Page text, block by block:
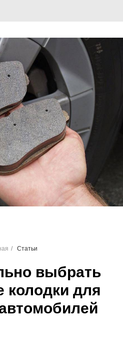
/ Статьи
выбрать
колодки для